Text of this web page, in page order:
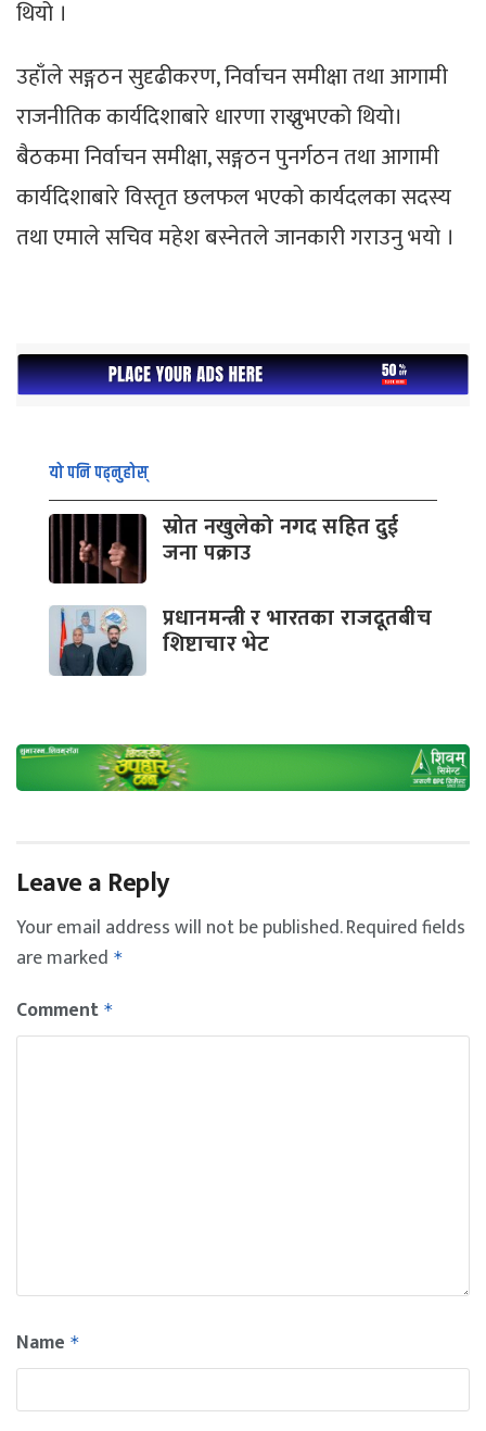
थियो ।
उहाँले सङ्गठन सुदृढीकरण, निर्वाचन समीक्षा तथा आगामी
राजनीतिक कार्यदिशाबारे धारणा राख्नुभएको थियो।
बैठकमा निर्वाचन समीक्षा, सङ्गठन पुनर्गठन तथा आगामी
कार्यदिशाबारे विस्तृत छलफल भएको कार्यदलका सदस्य
तथा एमाले सचिव महेश बस्नेतले जानकारी गराउनु भयाे ।
यो पनि पढ्नुहोस्
स्रोत नखुलेको नगद सहित दुई
जना पक्राउ
प्रधानमन्त्री र भारतका राजदूतबीच
शिष्टाचार भेट
Leave a Reply
Your email address will not be published.Required fields
are marked *
Comment *
Name *